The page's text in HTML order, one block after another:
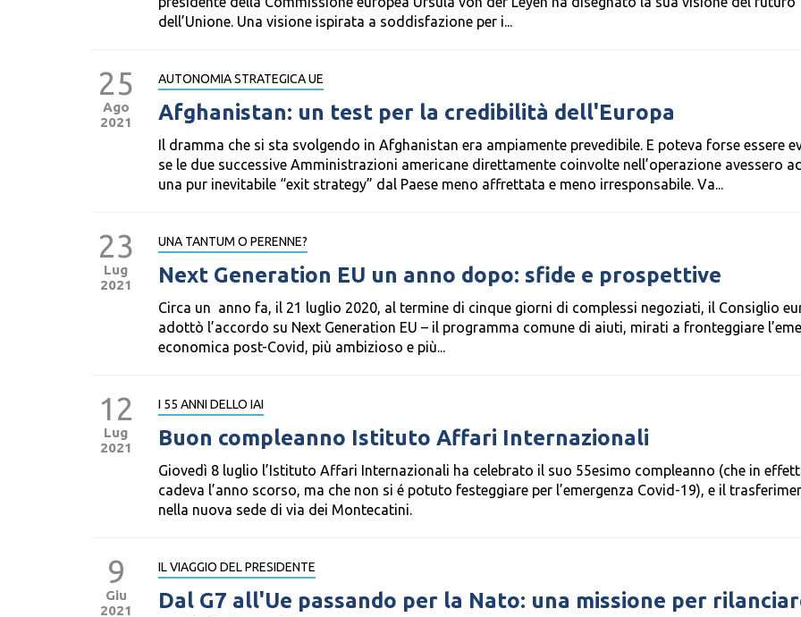
dell’Unione. Una visione ispirata a soddisfazione per i...
25
Ago
2021
AUTONOMIA STRATEGICA UE
Afghanistan: un test per la credibilità dell'Europa
Il dramma che si sta svolgendo in Afghanistan era ampiamente prevedibile. E poteva forse essere
se le due successive Amministrazioni americane direttamente coinvolte nell’operazione avessero
una pur inevitabile “exit strategy” dal Paese meno affrettata e meno irresponsabile. Va...
23
Lug
2021
UNA TANTUM O PERENNE?
Next Generation EU un anno dopo: sfide e prospettive
Circa un anno fa, il 21 luglio 2020, al termine di cinque giorni di complessi negoziati, il Consiglio
adottò l’accordo su Next Generation EU – il programma comune di aiuti, mirati a fronteggiare
economica post-Covid, più ambizioso e più...
12
Lug
2021
I 55 ANNI DELLO IAI
Buon compleanno Istituto Affari Internazionali
Giovedì 8 luglio l’Istituto Affari Internazionali ha celebrato il suo 55esimo compleanno (che in
cadeva l’anno scorso, ma che non si é potuto festeggiare per l’emergenza Covid-19), e il
nella nuova sede di via dei Montecatini.
9
Giu
2021
IL VIAGGIO DEL PRESIDENTE
Dal G7 all'Ue passando per la Nato: una missione per